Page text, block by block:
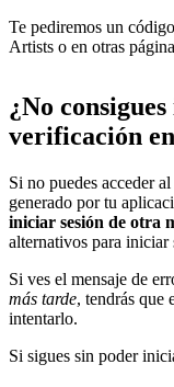
Te pediremos un
Artists o en otras
¿No
verificación en
Si no puedes acceder
generado por tu
iniciar sesión de otra
alternativos para iniciar
Si ves el mensaje de
más tarde, tendrás que
intentarlo.
Si sigues sin poder